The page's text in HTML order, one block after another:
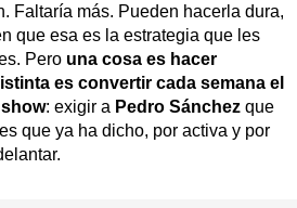
Faltaría más. Pueden hacerla dura,
que esa es la estrategia que les
Pero una cosa es hacer
es convertir cada semana el
: exigir a Pedro Sánchez que
que ya ha dicho, por activa y por